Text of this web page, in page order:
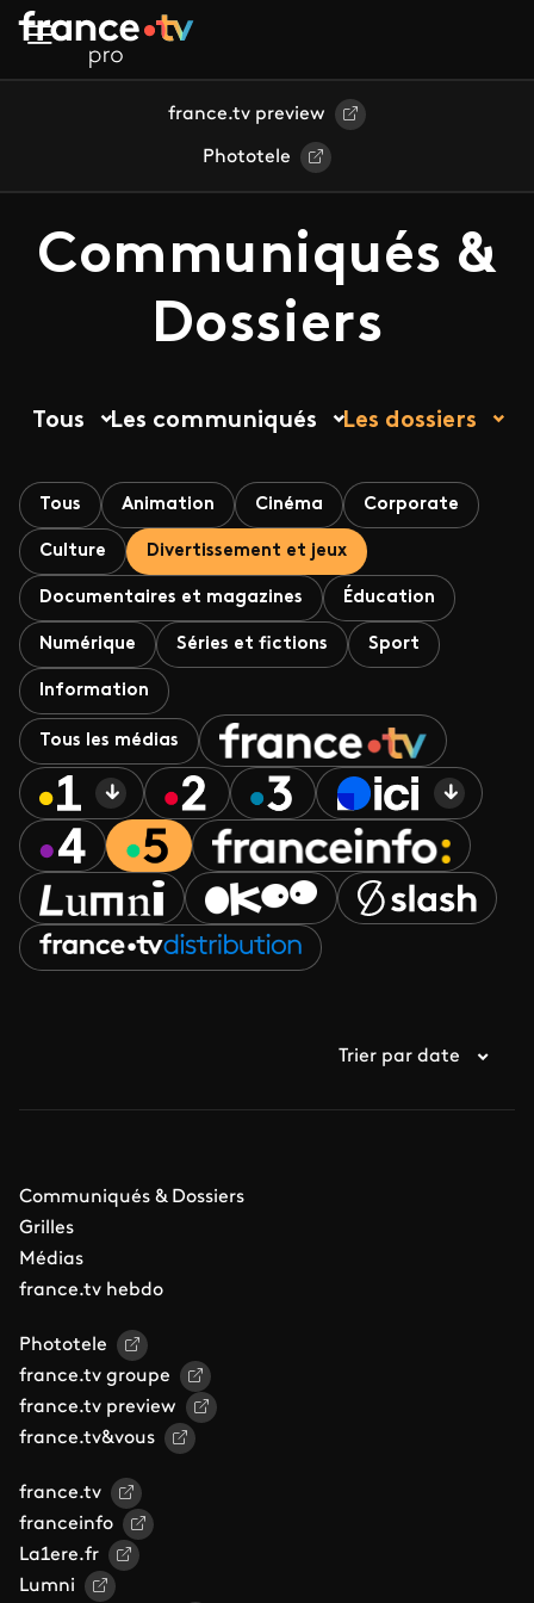
Aller au contenu principal
france.tv preview
Phototele
Communiqués &
Dossiers
Tous Les communiqués Les dossiers
Tous Animation Cinéma Corporate
Culture Divertissement et jeux
Documentaires et magazines Éducation
Numérique Séries et fictions Sport
Information
Tous les médias
Trier par date
Communiqués & Dossiers
Grilles
Médias
france.tv hebdo
Phototele
france.tv groupe
france.tv preview
france.tv&vous
france.tv
franceinfo
La1ere.fr
Lumni